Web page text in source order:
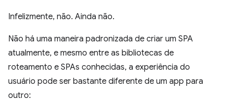
Infelizmente, não. Ainda não.
Não há uma maneira padronizada de criar um SPA
atualmente, e mesmo entre as bibliotecas de
roteamento e SPAs conhecidas, a experiência do
usuário pode ser bastante diferente de um app para
outro: